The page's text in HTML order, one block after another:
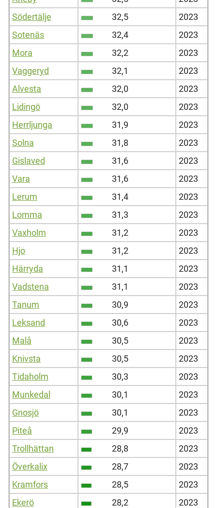
Södertälje
32,5
2023
Sotenäs
32,4
2023
Mora
32,2
2023
Vaggeryd
32,1
2023
Alvesta
32,0
2023
Lidingö
32,0
2023
Herrljunga
31,9
2023
Solna
31,8
2023
Gislaved
31,6
2023
Vara
31,6
2023
Lerum
31,4
2023
Lomma
31,3
2023
Vaxholm
31,2
2023
Hjo
31,2
2023
Härryda
31,1
2023
Vadstena
31,1
2023
Tanum
30,9
2023
Leksand
30,6
2023
Malå
30,5
2023
Knivsta
30,5
2023
Tidaholm
30,3
2023
Munkedal
30,1
2023
Gnosjö
30,1
2023
Piteå
29,9
2023
Trollhättan
28,8
2023
Överkalix
28,7
2023
Kramfors
28,5
2023
Ekerö
28,2
2023